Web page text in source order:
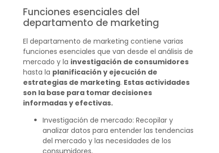
Funciones esenciales del
departamento de marketing
El departamento de marketing contiene varias
funciones esenciales que van desde el análisis de
mercado y la investigación de consumidores
hasta la planificación y ejecución de
estrategias de marketing. Estas actividades
son la base para tomar decisiones
informadas y efectivas.
Investigación de mercado: Recopilar y
analizar datos para entender las tendencias
del mercado y las necesidades de los